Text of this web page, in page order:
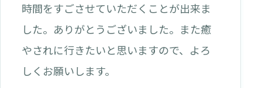
時間をすごさせていただくことが出来ま
した。ありがとうございました。また癒
やされに行きたいと思いますので、よろ
しくお願いします。